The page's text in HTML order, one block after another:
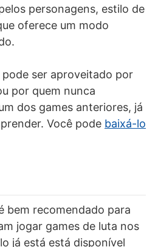
personagens, estilo de
oferece um modo
pode ser aproveitado por
por quem nunca
dos games anteriores, já
Você pode baixá-lo
bem recomendado para
jogar games de luta nos
já está está disponível